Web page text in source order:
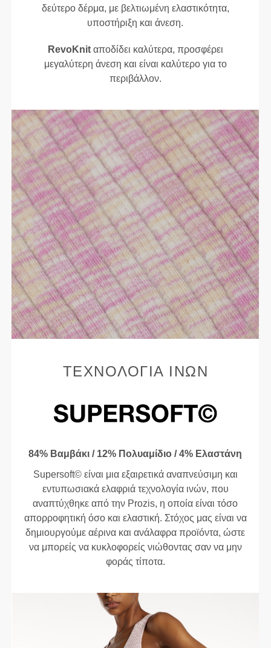
δεύτερο δέρμα, με βελτιωμένη ελαστικότητα,
υποστήριξη και άνεση.
RevoKnitαποδίδει καλύτερα, προσφέρει
μεγαλύτερη άνεση και είναι καλύτερο για το
περιβάλλον.
ΤΕΧΝΟΛΟΓΊΑ ΙΝΏΝ
84% Βαμβάκι / 12% Πολυαμίδιο / 4% Ελαστάνη
Supersoft© είναι μια εξαιρετικά αναπνεύσιμη και
εντυπωσιακά ελαφριά τεχνολογία ινών, που
αναπτύχθηκε από την Prozis, η οποία είναι τόσο
απορροφητική όσο και ελαστική. Στόχος μας είναι να
δημιουργούμε αέρινα και ανάλαφρα προϊόντα, ώστε
να μπορείς να κυκλοφορείς νιώθοντας σαν να μην
φοράς τίποτα.